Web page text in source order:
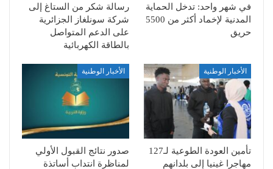
في شهر واحد: تدخل الحماية
المدنية لإخماد أكثر من 5500
حريق
رسالة شكر من الستاغ إلى
شركة سونلغاز الجزائرية
على الدعم المتواصل
بالطاقة الكهربائية
الأخبار الوطنية
تأمين العودة الطوعية لـ127
مهاجرا غينيا إلى بلدانهم
الأخبار الوطنية
صدور نتائج القبول الأولي
لمناظرة انتداب أساتذة